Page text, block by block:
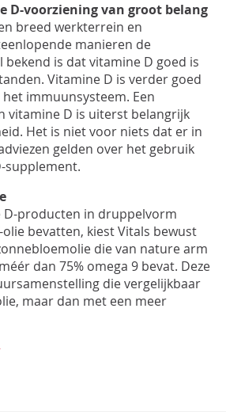
D-voorziening van groot belang
breed werkterrein en
manieren de
bekend is dat vitamine D goed is
Vitamine D is verder goed
immuunsysteem. Een
vitamine D is uiterst belangrijk
Het is niet voor niets dat er in
gelden over het gebruik
supplement.
D-producten in druppelvorm
bevatten, kiest Vitals bewust
die van nature arm
dan 75% omega 9 bevat. Deze
die vergelijkbaar
maar dan met een meer